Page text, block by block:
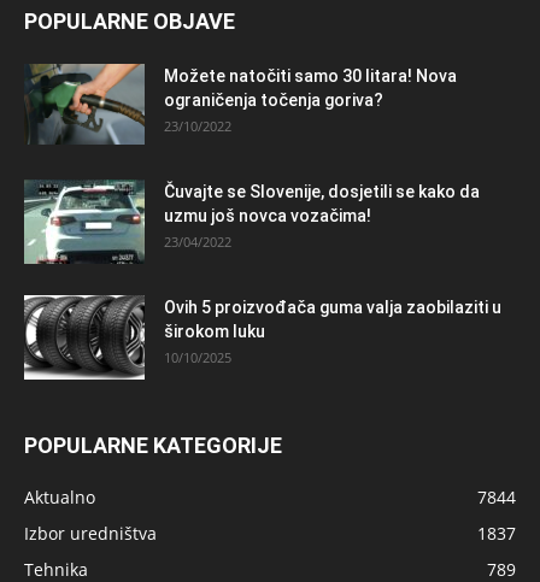
POPULARNE OBJAVE
Možete natočiti samo 30 litara! Nova
ograničenja točenja goriva?
23/10/2022
Čuvajte se Slovenije, dosjetili se kako da
uzmu još novca vozačima!
23/04/2022
Ovih 5 proizvođača guma valja zaobilaziti u
širokom luku
10/10/2025
POPULARNE KATEGORIJE
Aktualno
7844
Izbor uredništva
1837
Tehnika
789